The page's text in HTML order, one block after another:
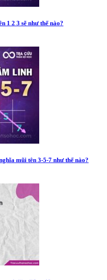
1 2 3 sẽ như thế nào?
mũi tên 3-5-7 như thế nào?